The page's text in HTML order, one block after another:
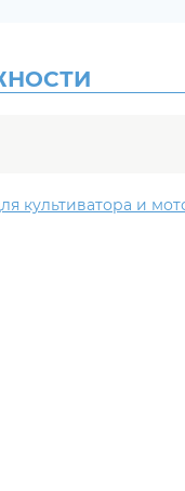
культиватора и